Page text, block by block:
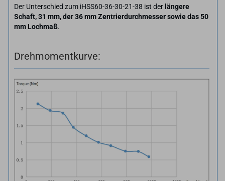
Der Unterschied zum iHSS60-36-30-21-38 ist der längere
Schaft, 31 mm, der 36 mm Zentrierdurchmesser sowie das 50
mm Lochmaß.
Drehmomentkurve: